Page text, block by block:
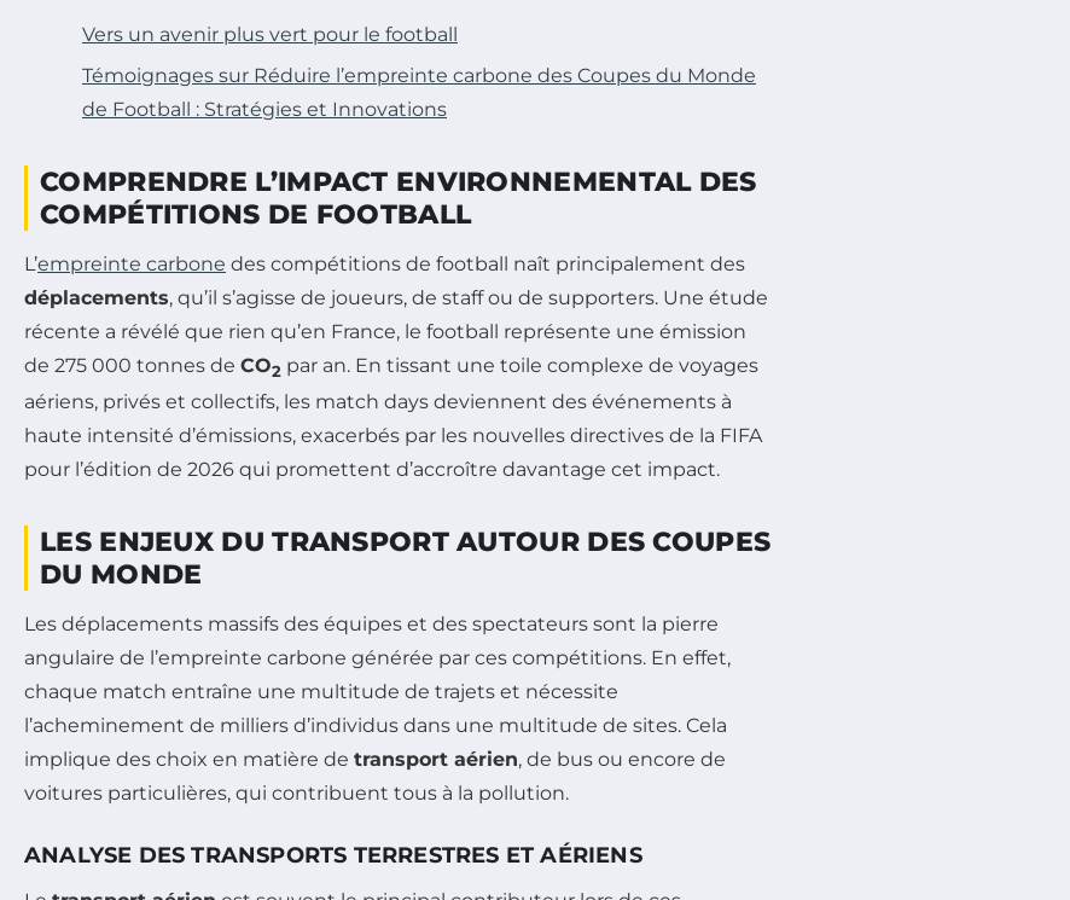
Vers un avenir plus vert pour le football
Témoignages sur Réduire l’empreinte carbone des Coupes du Monde
de Football : Stratégies et Innovations
COMPRENDRE L’IMPACT ENVIRONNEMENTAL DES
COMPÉTITIONS DE FOOTBALL
L’empreinte carbone des compétitions de football naît principalement des
déplacements, qu’il s’agisse de joueurs, de staff ou de supporters. Une étude
récente a révélé que rien qu’en France, le football représente une émission
de 275 000 tonnes de CO2 par an. En tissant une toile complexe de voyages
aériens, privés et collectifs, les match days deviennent des événements à
haute intensité d’émissions, exacerbés par les nouvelles directives de la FIFA
pour l’édition de 2026 qui promettent d’accroître davantage cet impact.
LES ENJEUX DU TRANSPORT AUTOUR DES COUPES
DU MONDE
Les déplacements massifs des équipes et des spectateurs sont la pierre
angulaire de l’empreinte carbone générée par ces compétitions. En effet,
chaque match entraîne une multitude de trajets et nécessite
l’acheminement de milliers d’individus dans une multitude de sites. Cela
implique des choix en matière de transport aérien, de bus ou encore de
voitures particulières, qui contribuent tous à la pollution.
ANALYSE DES TRANSPORTS TERRESTRES ET AÉRIENS